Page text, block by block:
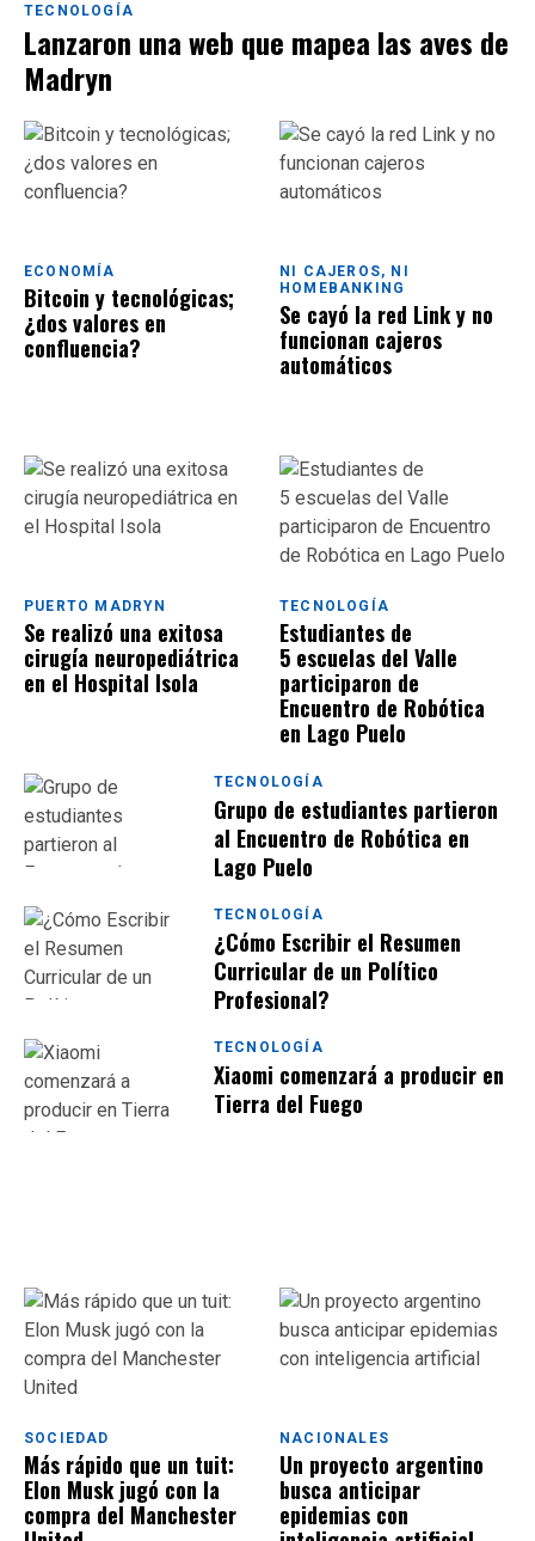
TECNOLOGÍA
Lanzaron una web que mapea las aves de
Madryn
ECONOMÍA
Bitcoin y tecnológicas;
¿dos valores en
confluencia?
NI CAJEROS, NI
HOMEBANKING
Se cayó la red Link y no
funcionan cajeros
automáticos
PUERTO MADRYN
Se realizó una exitosa
cirugía neuropediátrica
en el Hospital Isola
TECNOLOGÍA
Estudiantes de
5 escuelas del Valle
participaron de
Encuentro de Robótica
en Lago Puelo
TECNOLOGÍA
Grupo de estudiantes partieron
al Encuentro de Robótica en
Lago Puelo
TECNOLOGÍA
¿Cómo Escribir el Resumen
Curricular de un Político
Profesional?
TECNOLOGÍA
Xiaomi comenzará a producir en
Tierra del Fuego
SOCIEDAD
Más rápido que un tuit:
Elon Musk jugó con la
compra del Manchester
NACIONALES
Un proyecto argentino
busca anticipar
epidemias con